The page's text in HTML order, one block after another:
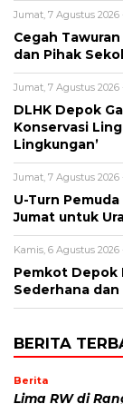
Jumat, 7 Agustus 2026
Cegah
dan Pihak
Jumat, 7 Agustus 2026
DLHK Depok
Konservasi
Lingkungan’
Jumat, 7 Agustus 2026
U-Turn
Jumat untuk
Kamis, 6 Agustus 2026
Pemkot Depok
Sederhana
BERITA
Berita
Lima RW di